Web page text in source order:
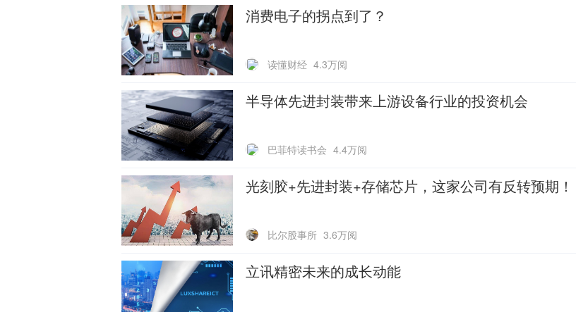
消费电子的拐点到了？
读懂财经 4.3万阅
半导体先进封装带来上游设备行业的投资机会
巴菲特读书会 4.4万阅
光刻胶+先进封装+存储芯片，这家公司有反转预期！
比尔股事所 3.6万阅
立讯精密未来的成长动能